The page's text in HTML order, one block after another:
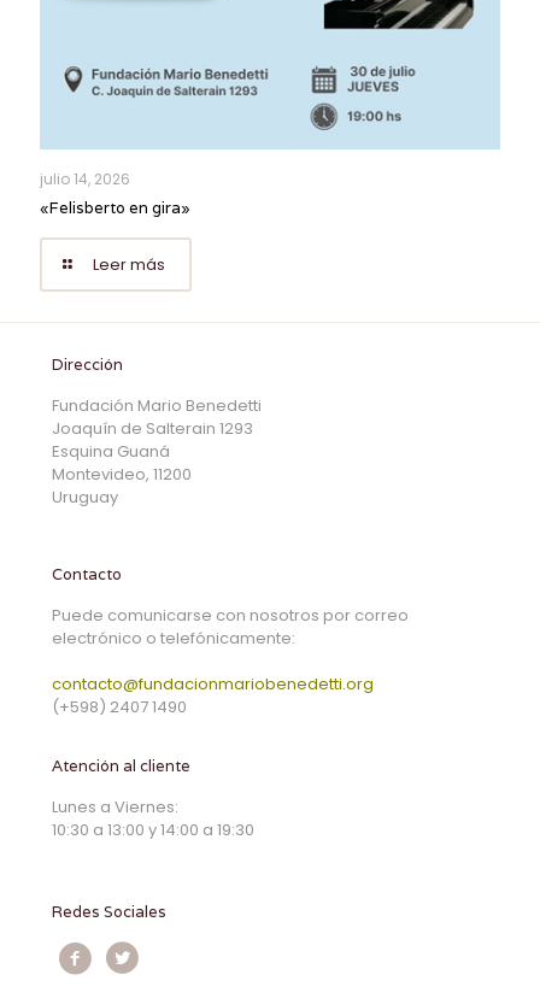
julio 14, 2026
«Felisberto en gira»
Leer más
Dirección
Fundación Mario Benedetti
Joaquín de Salterain 1293
Esquina Guaná
Montevideo, 11200
Uruguay
Contacto
Puede comunicarse con nosotros por correo
electrónico o telefónicamente:
contacto@fundacionmariobenedetti.org
(+598) 2407 1490
Atención al cliente
Lunes a Viernes:
10:30 a 13:00 y 14:00 a 19:30
Redes Sociales